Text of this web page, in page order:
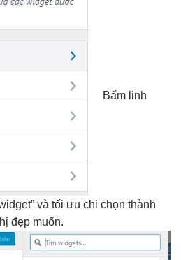
Bấm linh
và tối ưu chi chọn thành
đẹp muốn.